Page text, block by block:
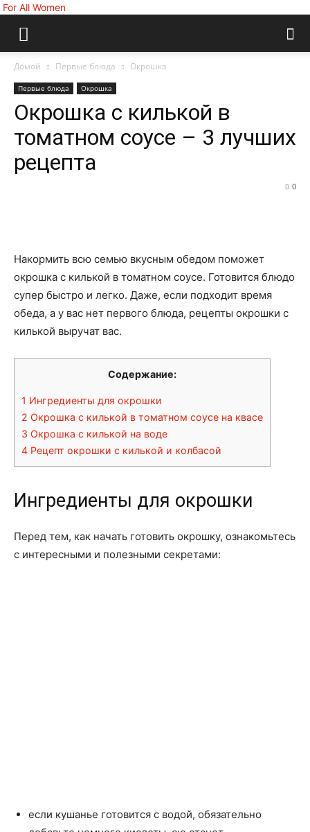
For All Women
Домой Первые блюда Окрошка
Первые блюда Окрошка
Окрошка с килькой в
томатном соусе – 3 лучших
рецепта
0
Накормить всю семью вкусным обедом поможет
окрошка с килькой в томатном соусе. Готовится блюдо
супер быстро и легко. Даже, если подходит время
обеда, а у вас нет первого блюда, рецепты окрошки с
килькой выручат вас.
Содержание:
1 Ингредиенты для окрошки
2 Окрошка с килькой в томатном соусе на квасе
3 Окрошка с килькой на воде
4 Рецепт окрошки с килькой и колбасой
Ингредиенты для окрошки
Перед тем, как начать готовить окрошку, ознакомьтесь
с интересными и полезными секретами:
если кушанье готовится с водой, обязательно